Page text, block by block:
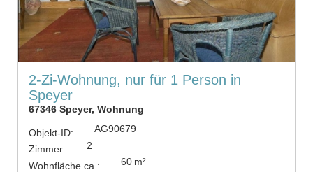
2-Zi-Wohnung, nur für 1 Person in
Speyer
67346 Speyer, Wohnung
Objekt-ID:
AG90679
Zimmer:
2
Wohnfläche ca.:
60 m²